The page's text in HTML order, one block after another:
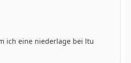
ich eine niederlage bei ltu